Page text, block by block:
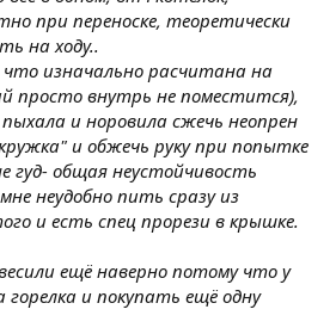
при переноске, теоретически
на ходу..
изначально расчитана на
просто внутрь не поместится),
пыхала и норовила сжечь неопрен
и обжечь руку при попытке
гуд- общая неустойчивость
неудобно пить сразу из
и есть спец прорези в крышке.
ещё наверно потому что у
горелка и покупать ещё одну